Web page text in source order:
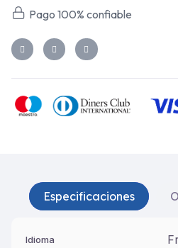
Pago 100% confiable
Especificaciones
Idioma